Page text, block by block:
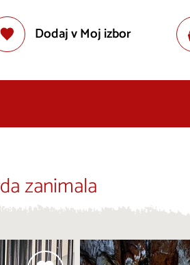
Dodaj v Moj izbor
zanimala